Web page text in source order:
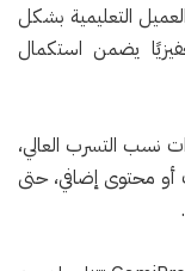
التعليمية بشكل
يضمن استكمال
نسب التسرب العالي،
محتوى إضافي، حتى